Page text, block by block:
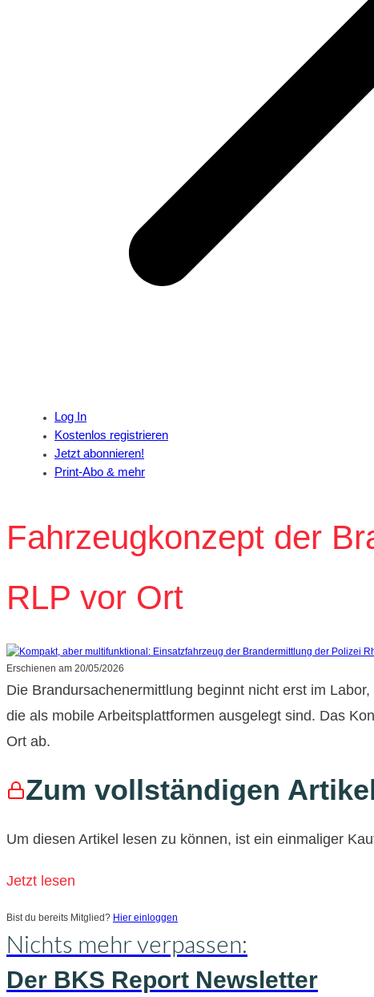
Log In
Kostenlos registrieren
Jetzt abonnieren!
Print-Abo & mehr
Fahrzeugkonzept der
RLP vor Ort
Erschienen am 20/05/2026
Die Brandursachenermittlung beginnt nicht erst im
die als mobile Arbeitsplattformen ausgelegt sind. Das
Ort ab.
Zum vollständigen
Um diesen Artikel lesen zu können, ist ein einmaliger
Jetzt lesen
Bist du bereits Mitglied? Hier einloggen
Nichts mehr verpassen:
Der BKS Report Newsletter